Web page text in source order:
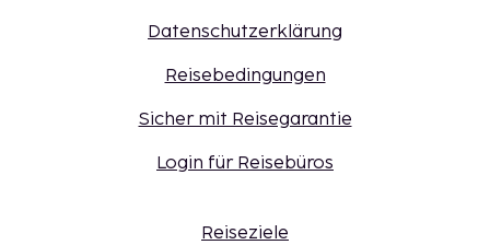
Datenschutzerklärung
Reisebedingungen
Sicher mit Reisegarantie
Login für Reisebüros
Reiseziele